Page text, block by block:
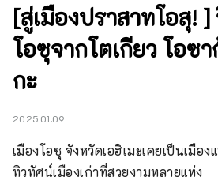
[สู่เมืองปราสาทโอสุ! ]
โอซุจากโตเกียว โอซ
กะ
2025.01.09
เมืองโอซุ จังหวัดเอฮิเมะเคยเป็นเมือ
ทิวทัศน์เมืองเก่าที่สวยงามหลายแห่ง